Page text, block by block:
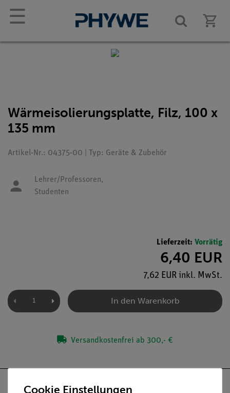
☰
Wärmeisolierungsplatte, Filz, 100 x
135 mm
Artikel-Nr.: 04375-00 | Typ: Geräte & Zubehör
Lehrer/Professoren,
Studenten
Lieferzeit: Vorrätig
6,40 EUR
7,62 EUR inkl. MwSt.
In den Warenkorb
Versandkostenfrei ab 300,- €
Cookie Einstellungen